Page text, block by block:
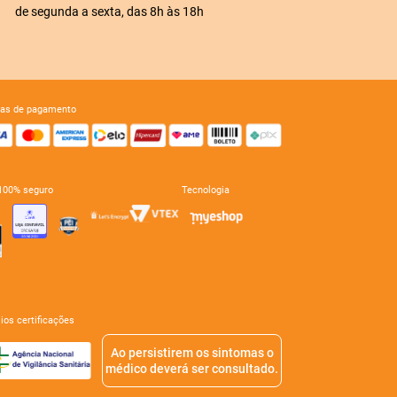
de segunda a sexta, das 8h às 18h
de pagamento
seguro tecnologia
certificações
Ao persistirem os sintomas o
médico deverá ser consultado.